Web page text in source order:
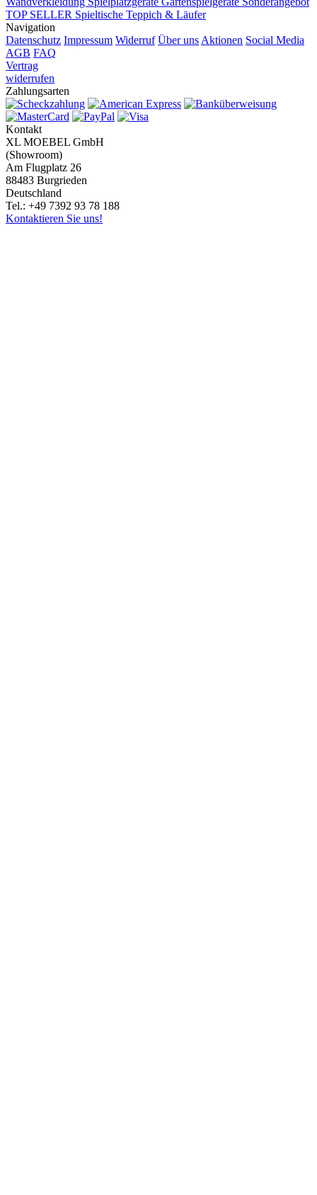
TOP SELLER Spieltische Teppich & Läufer
Navigation
Datenschutz Impressum Widerruf Über uns Aktionen Social Media
AGB FAQ
Vertrag
widerrufen
Zahlungsarten
Kontakt
XL MOEBEL GmbH
(Showroom)
Am Flugplatz 26
88483 Burgrieden
Deutschland
Tel.: +49 7392 93 78 188
Kontaktieren Sie uns!